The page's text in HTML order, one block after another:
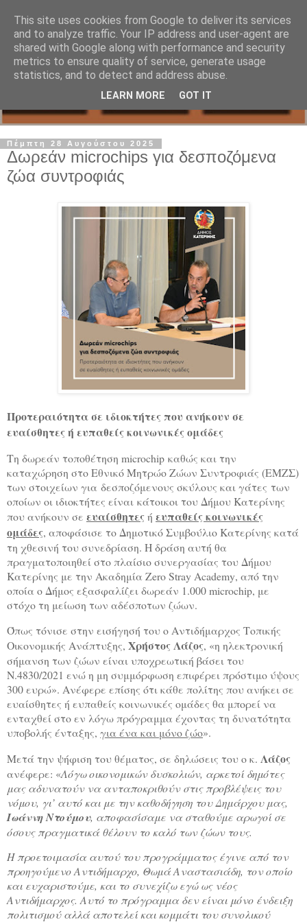
Πέμπτη 28 Αυγούστου 2025
Δωρεάν microchips για δεσποζόμενα
ζώα συντροφιάς
Προτεραιότητα σε ιδιοκτήτες που ανήκουν σε
ευαίσθητες ή ευπαθείς κοινωνικές ομάδες
Τη δωρεάν τοποθέτηση microchip καθώς και την
καταχώρηση στο Εθνικό Μητρώο Ζώων Συντροφιάς (ΕΜΖΣ)
των στοιχείων για δεσποζόμενους σκύλους και γάτες των
οποίων οι ιδιοκτήτες είναι κάτοικοι του Δήμου Κατερίνης
που ανήκουν σε ευαίσθητεςή ευπαθείς κοινωνικές
ομάδες, αποφάσισε το Δημοτικό Συμβούλιο Κατερίνης κατά
τη χθεσινή του συνεδρίαση. Η δράση αυτή θα
πραγματοποιηθεί στο πλαίσιο συνεργασίας του Δήμου
Κατερίνης με την Ακαδημία ZeroStray Academy, από την
οποία ο Δήμος εξασφαλίζει δωρεάν 1.000 microchip, με
στόχο τη μείωση των αδέσποτων ζώων.
Όπως τόνισε στην εισήγησή του ο Αντιδήμαρχος Τοπικής
Οικονομικής Ανάπτυξης, Χρήστος Λάζος, «η ηλεκτρονική
σήμανση των ζώων είναι υποχρεωτική βάσει του
Ν.4830/2021 ενώ η μη συμμόρφωση επιφέρει πρόστιμο ύψους
300 ευρώ». Ανέφερε επίσης ότι κάθε πολίτης που ανήκει σε
ευαίσθητες ή ευπαθείς κοινωνικές ομάδες θα μπορεί να
ενταχθεί στο εν λόγω πρόγραμμα έχοντας τη δυνατότητα
υποβολής ένταξης, για ένα και μόνο ζώο».
Μετά την ψήφιση του θέματος, σε δηλώσεις του ο κ. Λάζος
ανέφερε: «Λόγω οικονομικών δυσκολιών, αρκετοί δημότες
μας αδυνατούν να ανταποκριθούν στις προβλέψεις του
νόμου, γι’ αυτό και με την καθοδήγηση του Δημάρχου μας,
Ιωάννη Ντούμου, αποφασίσαμε να σταθούμε αρωγοί σε
όσους πραγματικά θέλουν το καλό των ζώων τους.
Η προετοιμασία αυτού του προγράμματος έγινε από τον
προηγούμενο Αντιδήμαρχο, Θωμά Αναστασιάδη, τον οποίο
και ευχαριστούμε, και το συνεχίζω εγώ ως νέος
Αντιδήμαρχος. Αυτό το πρόγραμμα δεν είναι μόνο ένδειξη
πολιτισμού αλλά αποτελεί και κομμάτι του συνολικού
This site uses cookies from Google to deliver its services
and to analyze traffic. Your IP address and user-agent are
shared with Google along with performance and security
metrics to ensure quality of service, generate usage
statistics, and to detect and address abuse.
LEARN MORE GOT IT